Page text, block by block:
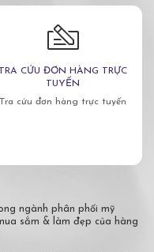
TRA CỨU ĐƠN HÀNG TRỰC
TUYẾN
Tra cứu đơn hàng trực tuyến
ngành phân phối mỹ
sắm & làm đẹp của hàng